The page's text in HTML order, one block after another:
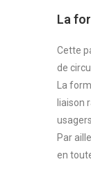
La
Cette
de
La
liaison
usagers.
Par
en